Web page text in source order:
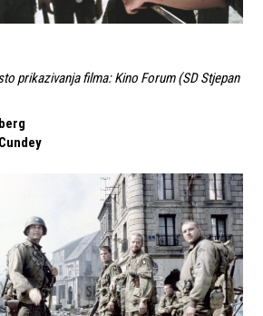
prikazivanja filma: Kino Forum (SD Stjepan